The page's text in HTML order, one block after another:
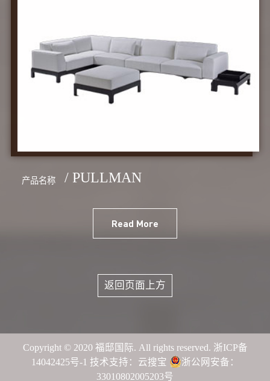
产品名称 / PULLMAN
Read More
返回页面上方
Copyright © 2020 福邸国际. All rights reserved. 浙ICP备
14042425号-1 技术支持： 云搜宝
浙公网安备：
33010802005203号